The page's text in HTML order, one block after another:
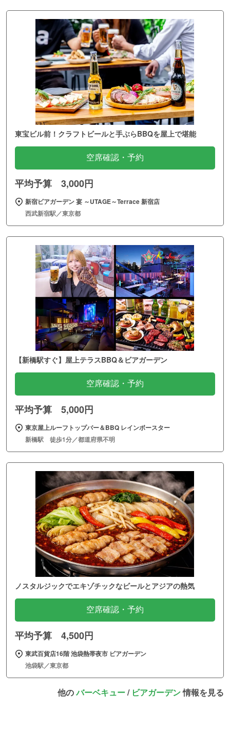
東宝ビル前！クラフトビールと手ぶらBBQを屋上で堪能
空席確認・予約
平均予算 3,000円
新宿ビアガーデン 宴 ～UTAGE～Terrace 新宿店
西武新宿駅／東京都
【新橋駅すぐ】屋上テラスBBQ＆ビアガーデン
空席確認・予約
平均予算 5,000円
東京屋上ルーフトップバー＆BBQ レインボースター
新橋駅 徒歩1分／都道府県不明
ノスタルジックでエキゾチックなビールとアジアの熱気
空席確認・予約
平均予算 4,500円
東武百貨店16階 池袋熱帯夜市 ビアガーデン
池袋駅／東京都
他のバーベキュー/ ビアガーデン情報を見る